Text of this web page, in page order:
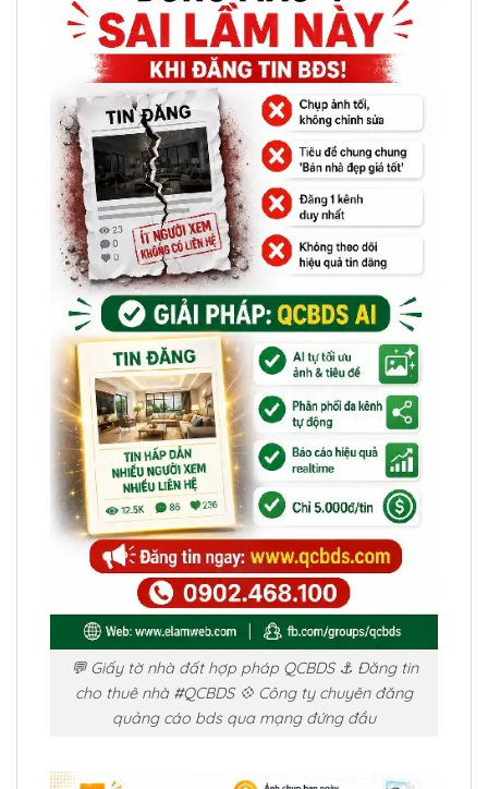
💬 Giấy tờ nhà đất hợp pháp QCBDS ⚓ Đăng tin
cho thuê nhà #QCBDS 💠 Công ty chuyên đăng
quảng cáo bds qua mạng đứng đầu